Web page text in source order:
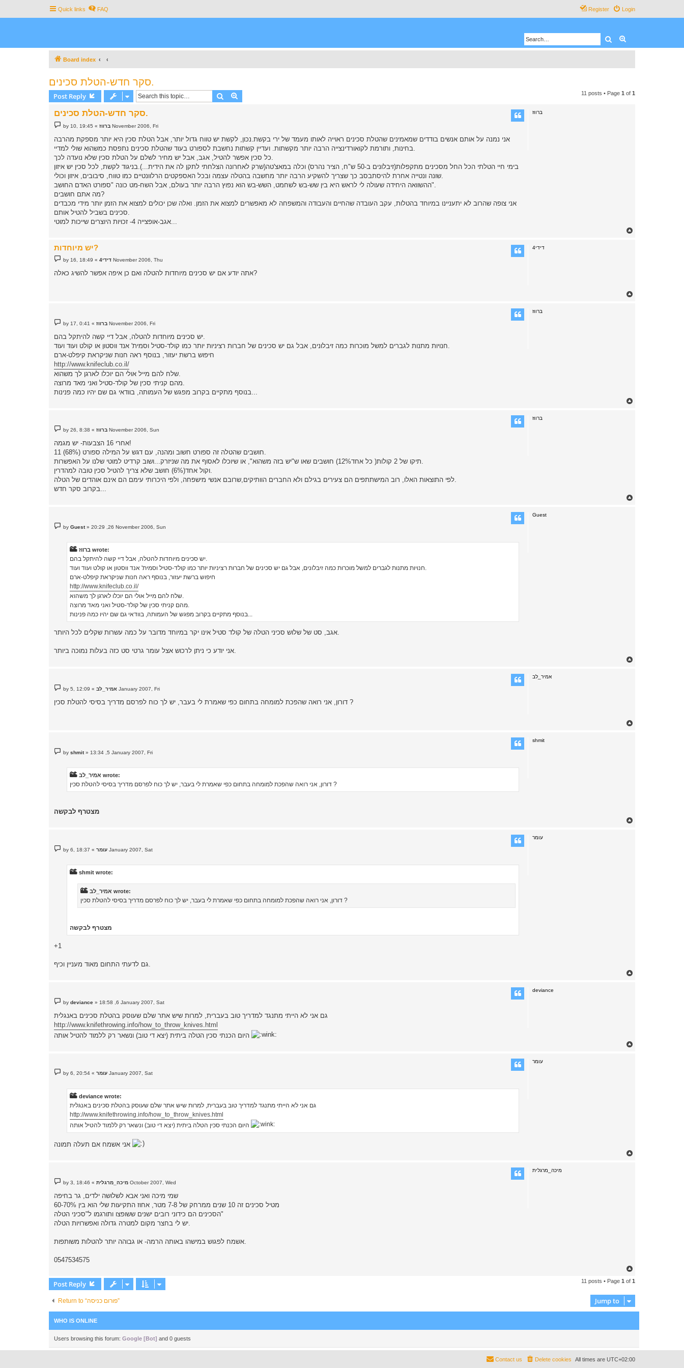
Quick links FAQ Login
Register
Search
Board index
סקר חדש-הטלת סכינים.
Post Reply Search 11 posts • Page 1 of 1
ברווז סקר חדש-הטלת סכינים.
P
o
t
by ברווז» 19:45 ,10 November 2006, Fri
אני נמנה על אותם אנשים בודדים שמאמינים שהטלת סכינים ראוייה לאותו מעמד של ירי בקשת.נכון, לקשת יש טווח גדול יותר, אבל הטלת סכין היא יותר מספקת מהרבה
בחינות, ותורמת לקואורדינצייה הרבה יותר מקשתות. ועדיין קשתות נחשבת לספורט בעוד שהטלת סכינים נתפסת כמשהוא שולי למדיי.
כל סכין אפשר להטיל, אגב, אבל יש מחיר לשלם על הטלת סכין שלא נועדה לכך.
בימי חיי הטלתי הכל החל מסכינים מתקפלות(זיבלונים ב-50 ש"ח, הציר נהרס) וכלה במאצ'טה(שרק לאחרונה הצלחתי לתקן לה את הידית...).בניגוד לקשת, לכל סכין יש איזון
שונה ונטייה אחרת להיסתבסב כך שצריך להשקיע הרבה יותר מחשבה בהטלה עצמה ובכל האספקטים הרלוונטיים כמו טווח, סיבובים, איזון וכולי.
ההשוואה היחידה שעולה לי לראש היא בין שש-בש לשחמט, השש-בש הוא נפוץ הרבה יותר בעולם, אבל השח-מט כונה "ספורט האדם החושב".
מה אתם חושבים?
אני צופה שהרוב לא יתעניינו במיוחד בהטלות, עקב העובדה שהחיים והעבודה והמשפחה לא מאפשרים למצוא את הזמן. ואלה שכן יכולים למצוא את הזמן יותר מידי מכבדים
סכינים בשביל להטיל אותם.
אגב-אופצייה 4- זכויות היוצרים שייכות למוטי...
דידי4 יש מיוחדות?
P
o
t
by דידי4 » 18:49 ,16 November 2006, Thu
אתה יודע אם יש סכינים מיוחדות להטלה ואם כן איפה אפשר להשיג כאלה?
ברווז
P
o
t
by ברווז» 0:41 ,17 November 2006, Fri
חיפוש ברשת יעזור, בנוסף ראה חנות שניקראת קיפלט-ארם
http://www.knifeclub.co.il/
ברווז
P
o
t
by ברווז» 8:38 ,26 November 2006, Sun
אחרי 16 הצבעות- יש מגמה!
11 (68%) חושבים שהטלה זה ספורט חשוב ומהנה, עם דגש על המילה ספורט.
תיקו של 2 קולות( כל אחד12%) חושבים שאו ש"יש בזה משהוא", או שיוכלו לאסוף את מה שניזרק...ושוב קרדיט למוטי שלנו על האפשרות.
וקול אחד(6%) חושב שלא צריך להטיל סכין טובה למהדרין.
לפי התוצאות האלו, רוב המישתתפים הם צעירים בגילם ולא החברים הוותיקים,שרובם אנשי מישפחה, ולפי היכרותי עימם הם אינם אוהדים של הטלה.
בקרוב סקר חדש...
Guest
P
o
byGuest»20:29 ,26 November 2006, Sun
ברווז wrote:
יש סכינים מיוחדות להטלה, אבל דיי קשה להיתקל בהם.
חנויות מתנות לגברים למשל מוכרות כמה זיבלונים, אבל גם יש סכינים של חברות רציניות יותר כמו קולד-סטיל וסמית' אנד ווסטון או קולט ועוד ועוד.
חיפוש ברשת יעזור, בנוסף ראה חנות שניקראת קיפלט-ארם
http://www.knifeclub.co.il/
שלח להם מייל אולי הם יוכלו לארגן לך משהוא.
מהם קניתי סכין של קולד-סטיל ואני מאד מרוצה.
בנוסף מתקיים בקרוב מפגש של העמותה, בוודאי גם שם יהיו כמה פנינות...
אגב, סט של שלוש סכיני הטלה של קולד סטיל אינו יקר במיוחד מדובר על כמה עשרות שקלים לכל היותר.
אני יודע כי ניתן לרכוש אצל עומר גרטי סט כזה בעלות נמוכה ביותר.
אמיר_לב
P
o
t
by אמיר_לב» 12:09 ,5 January 2007, Fri
דורון, אני רואה שהפכת למומחה בתחום כפי שאמרת לי בעבר, יש לך כוח לפרסם מדריך בסיסי להטלת סכין ?
shmit
P
o
byshmit» 13:34 ,5 January 2007, Fri
אמיר_לב wrote:
דורון, אני רואה שהפכת למומחה בתחום כפי שאמרת לי בעבר, יש לך כוח לפרסם מדריך בסיסי להטלת סכין ?
מצטרף לבקשה
עומר
P
o
by עומר» 18:37 ,6 January 2007, Sat
shmit wrote:
אמיר_לב wrote:
דורון, אני רואה שהפכת למומחה בתחום כפי שאמרת לי בעבר, יש לך כוח לפרסם מדריך בסיסי להטלת סכין ?
מצטרף לבקשה
+1
גם לדעתי התחום מאוד מעניין וכיף.
deviance
P
o
t
bydeviance » 18:58 ,6 January 2007, Sat
גם אני לא הייתי מתנגד למדריך טוב בעברית, למרות שיש אתר שלם שעוסק בהטלת סכינים באנגלית
http://www.knifethrowing.info/how_to_throw_knives.html
עומר
P
o
by עומר» 20:54 ,6 January 2007, Sat
deviance wrote:
גם אני לא הייתי מתנגד למדריך טוב בעברית, למרות שיש אתר שלם שעוסק בהטלת סכינים באנגלית
http://www.knifethrowing.info/how_to_throw_knives.html
מיכה_מרגלית
P
o
t
by מיכה_מרגלית» 18:46 ,3 October 2007, Wed
שמי מיכה ואני אבא לשלושה ילדים, גר בחיפה
מטיל סכינים זה 10 שנים ממרחק של 7-8 מטר, אחוז התקיעות שלי הוא בין 60-70%
הסכינים הם כידוני רובים ישנים ששופצו ותורגמו ל"סכיני הטלה"
0547534575
p
Post Reply 11 posts • Page 1 of 1
Return to “פורום כניסה” Jump to
WHO IS ONLINE
Users browsing this forum: Google [Bot] and 0 guests
All times are UTC+02:00
Delete cookies
Contact us